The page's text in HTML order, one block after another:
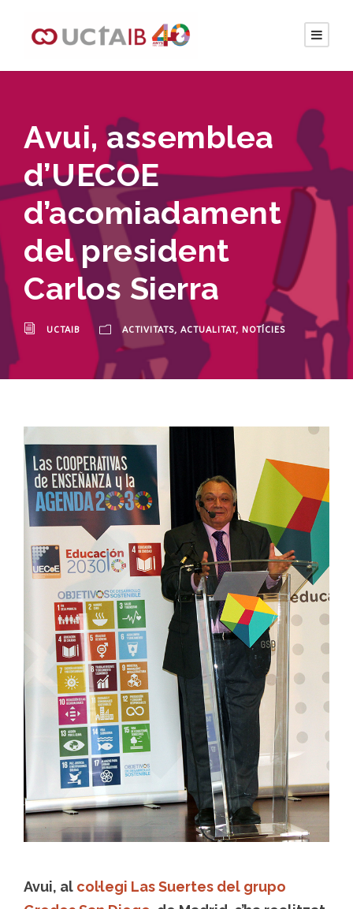
Avui, assemblea
d’UECOE
d’acomiadament
del president
Carlos Sierra
UCTAIB ACTIVITATS, ACTUALITAT, NOTÍCIES
Avui, al col·legi Las Suertes del grupo